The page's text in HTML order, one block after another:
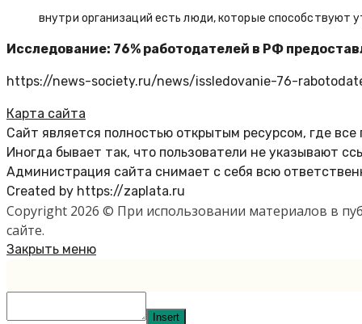
внутри организаций есть люди, которые способствуют
Исследование: 76% работодателей в РФ
https://news-society.ru/news/issledovanie-76-
Карта сайта
Сайт является полностью открытым ресурсом, где
Иногда бывает так, что пользователи не указывают
Администрация сайта снимает с себя всю
Created by https://zaplata.ru
Copyright 2026 © При использовании материалов в
сайте.
Закрыть меню
Insert